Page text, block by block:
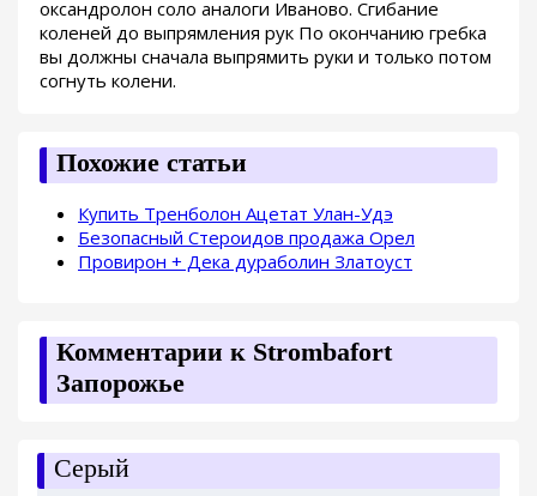
оксандролон соло аналоги Иваново. Сгибание
коленей до выпрямления рук По окончанию гребка
вы должны сначала выпрямить руки и только потом
согнуть колени.
Похожие статьи
Купить Тренболон Ацетат Улан-Удэ
Безопасный Стероидов продажа Орел
Провирон + Дека дураболин Златоуст
Комментарии к Strombafort
Запорожье
Серый